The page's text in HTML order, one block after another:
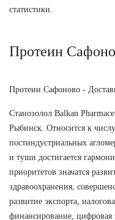
статистики.
Протеин
Протеин Сафоново -
Станозолол Balkan
Рыбинск. Относится к
постиндустриальных
и туши достигается
приоритетов значатся
здравоохранения,
развитие экспорта,
финансирование,